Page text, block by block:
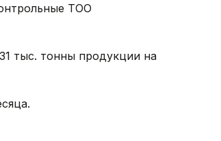
ТОО
тыс. тонны продукции на